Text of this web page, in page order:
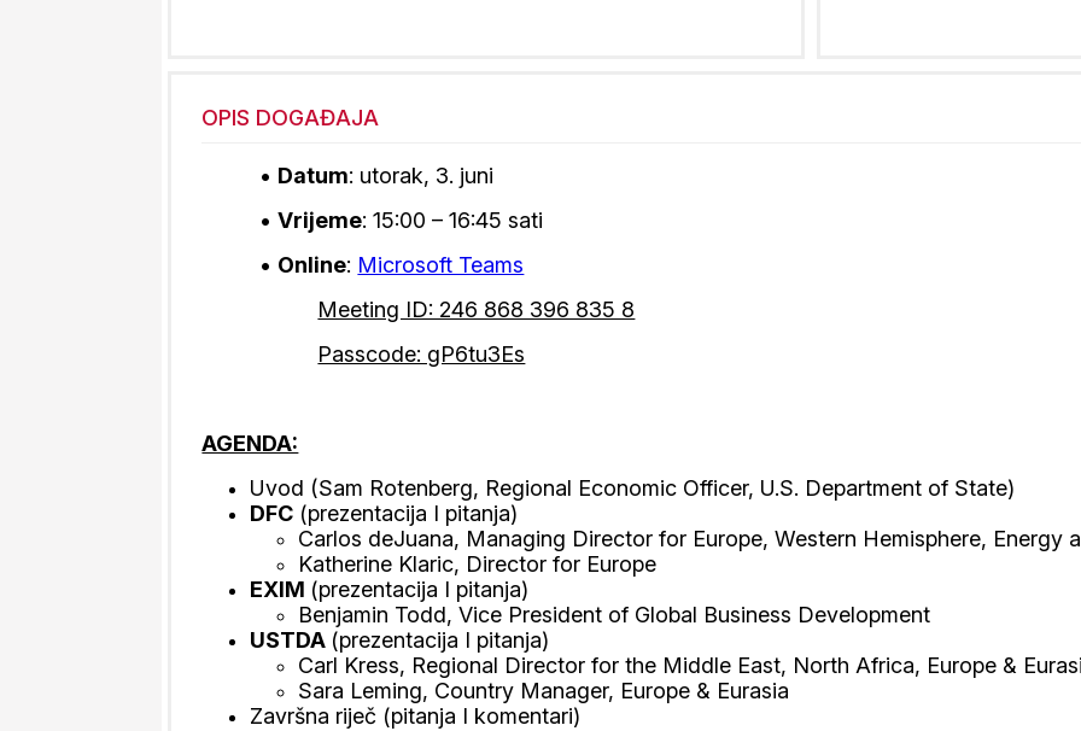
OPIS DOGAĐAJA
• Datum: utorak, 3. juni
•Vrijeme: 15:00 – 16:45 sati
• Online: Microsoft Teams
Meeting ID: 246 868 396 835 8
Passcode: gP6tu3Es
AGENDA:
Uvod (Sam Rotenberg, Regional Economic Officer, U.S. Department of State)
DFC (prezentacija I pitanja)
Carlos deJuana, Managing Director for Europe, Western Hemisphere, Energy
Katherine Klaric, Director for Europe
EXIM (prezentacija I pitanja)
Benjamin Todd, Vice President of Global Business Development
USTDA (prezentacija I pitanja)
Carl Kress, Regional Director for the Middle East, North Africa, Europe &
Sara Leming, Country Manager, Europe & Eurasia
Završna riječ (pitanja I komentari)